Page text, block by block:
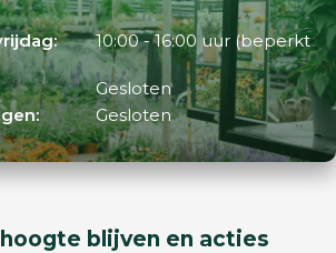
10:00 - 16:00 uur (beperkt
Gesloten
Gesloten
blijven en acties